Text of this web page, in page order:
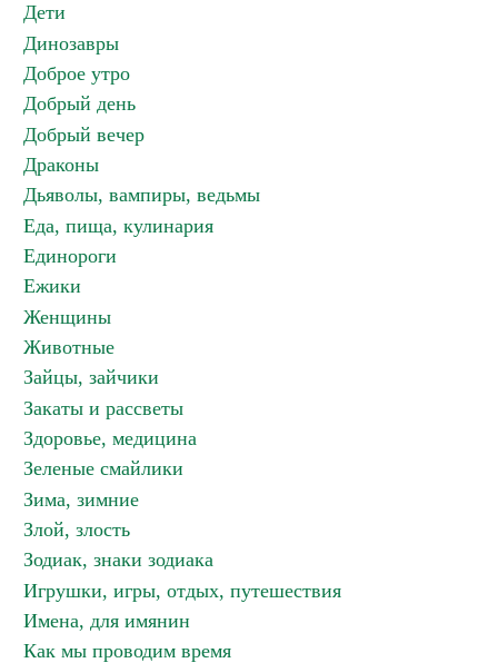
Дети
Динозавры
Доброе утро
Добрый день
Добрый вечер
Драконы
Дьяволы, вампиры, ведьмы
Еда, пища, кулинария
Единороги
Ежики
Женщины
Животные
Зайцы, зайчики
Закаты и рассветы
Здоровье, медицина
Зеленые смайлики
Зима, зимние
Злой, злость
Зодиак, знаки зодиака
Игрушки, игры, отдых, путешествия
Имена, для имянин
Как мы проводим время